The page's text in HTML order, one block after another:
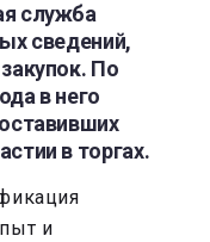
служба
сведений,
По
в него
в торгах.
и